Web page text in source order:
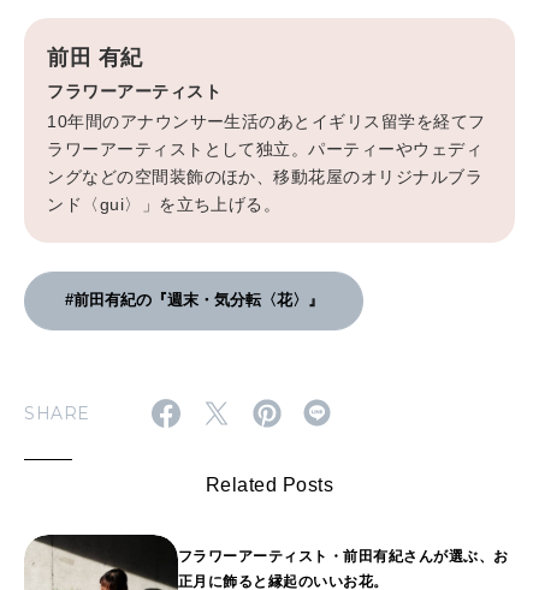
前田 有紀
フラワーアーティスト
10年間のアナウンサー生活のあとイギリス留学を経てフ
ラワーアーティストとして独立。パーティーやウェディ
ングなどの空間装飾のほか、移動花屋のオリジナルブラ
ンド〈gui〉」を立ち上げる。
#前田有紀の『週末・気分転〈花〉』
SHARE
Related Posts
フラワーアーティスト・前田有紀さんが選ぶ、お
正月に飾ると縁起のいいお花。